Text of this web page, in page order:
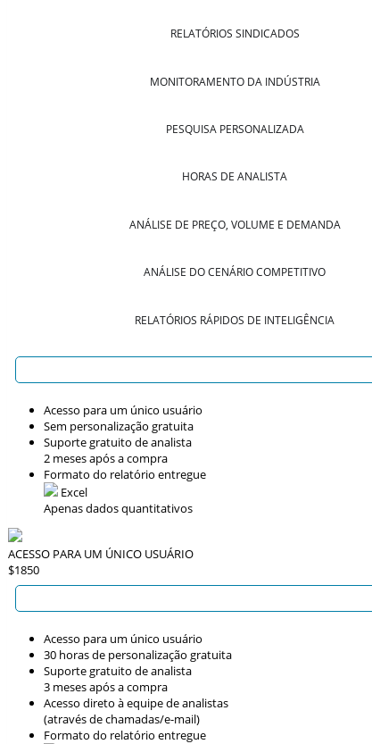
RELATÓRIOS SINDICADOS
MONITORAMENTO DA INDÚSTRIA
PESQUISA PERSONALIZADA
HORAS DE ANALISTA
ANÁLISE DE PREÇO, VOLUME E DEMANDA
ANÁLISE DO CENÁRIO COMPETITIVO
RELATÓRIOS RÁPIDOS DE INTELIGÊNCIA
Acesso para um único usuário
Sem personalização gratuita
Suporte gratuito de analista
2 meses após a compra
Formato do relatório entregue
Excel
Apenas dados quantitativos
ACESSO PARA UM ÚNICO USUÁRIO
$1850
Acesso para um único usuário
30 horas de personalização gratuita
Suporte gratuito de analista
3 meses após a compra
Acesso direto à equipe de analistas
(através de chamadas/e-mail)
Formato do relatório entregue